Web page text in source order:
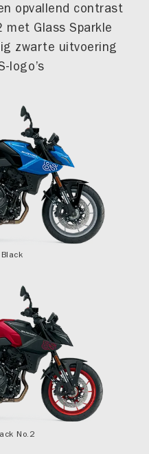
opvallend contrast
met Glass Sparkle
zwarte uitvoering
logo’s
No.2